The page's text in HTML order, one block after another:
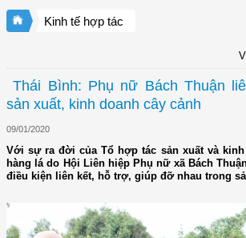
Kinh tế hợp tác
Thái Bình: Phụ nữ Bách Thuận
sản xuất, kinh doanh cây cảnh
09/01/2020
Với sự ra đời của Tổ hợp tác sản xuất và kinh
hàng lá do Hội Liên hiệp Phụ nữ xã Bách
điều kiện liên kết, hỗ trợ, giúp đỡ nhau trong